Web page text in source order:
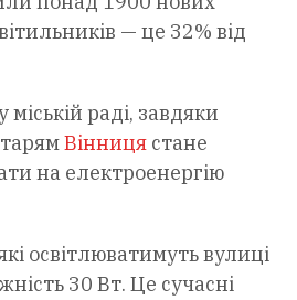
— це 32% від
раді, завдяки
Вінниця стане
на електроенергію
освітлюватимуть вулиці
30 Вт. Це сучасні